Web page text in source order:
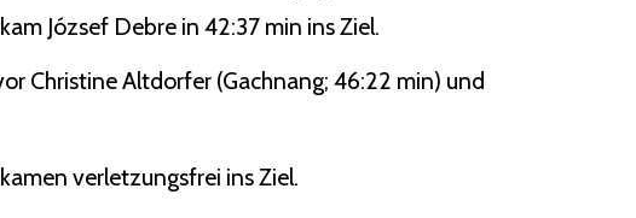
József Debre in 42:37 min ins Ziel.
Christine Altdorfer (Gachnang; 46:22 min) und
verletzungsfrei ins Ziel.